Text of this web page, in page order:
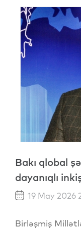
Bakı qlobal
dayanıqlı
19 May 2026
Birləşmiş